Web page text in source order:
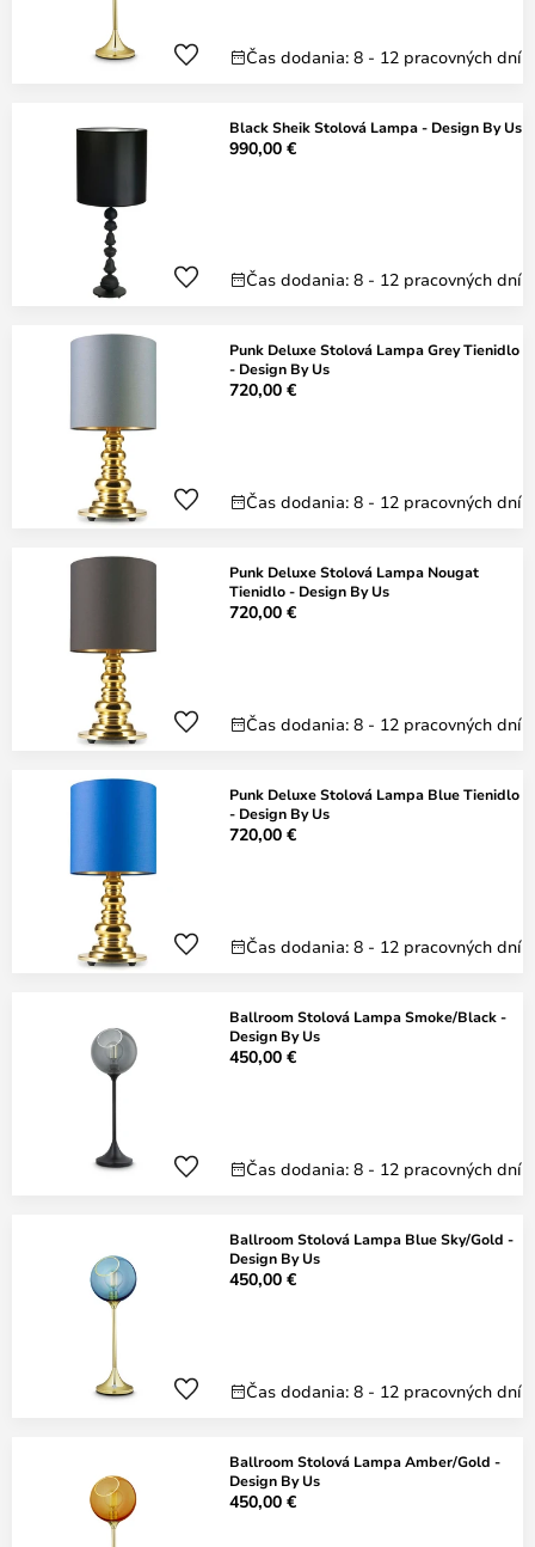
Čas dodania: 8 - 12 pracovných dní
Black Sheik Stolová Lampa - Design By Us
990,00 €
Čas dodania: 8 - 12 pracovných dní
Punk Deluxe Stolová Lampa Grey Tienidlo
- Design By Us
720,00 €
Čas dodania: 8 - 12 pracovných dní
Punk Deluxe Stolová Lampa Nougat
Tienidlo - Design By Us
720,00 €
Čas dodania: 8 - 12 pracovných dní
Punk Deluxe Stolová Lampa Blue Tienidlo
- Design By Us
720,00 €
Čas dodania: 8 - 12 pracovných dní
Ballroom Stolová Lampa Smoke/Black -
Design By Us
450,00 €
Čas dodania: 8 - 12 pracovných dní
Ballroom Stolová Lampa Blue Sky/Gold -
Design By Us
450,00 €
Čas dodania: 8 - 12 pracovných dní
Ballroom Stolová Lampa Amber/Gold -
Design By Us
450,00 €